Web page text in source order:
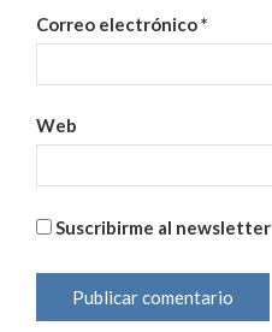
Correo electrónico*
Web
Suscribirme al newsletter